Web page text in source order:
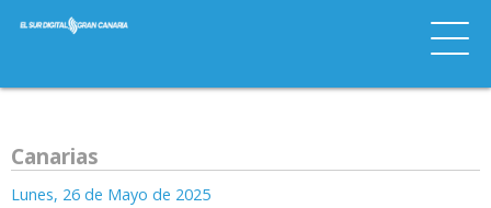
Canarias
Lunes, 26 de Mayo de 2025